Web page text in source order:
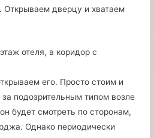
Открываем дверцу и хватаем
отеля, в коридор с
его. Просто стоим и
подозрительным типом возле
будет смотреть по сторонам,
Однако периодически